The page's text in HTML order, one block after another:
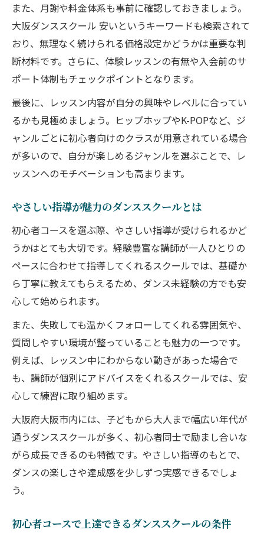
また、月謝や料金体系も事前に確認しておきましょう。
大阪ダンススクール 安いというキーワードも検索されて
おり、無理なく続けられる価格設定かどうかは重要な判
断材料です。さらに、体験レッスンの有無や入会前のサ
ポート体制もチェックポイントとなります。
最後に、レッスン内容が自分の興味やレベルに合ってい
るかも見極めましょう。ヒップホップやK-POPなど、ジ
ャンルごとに初心者向けのクラスが用意されている場合
が多いので、自分が楽しめるジャンルを選ぶことで、レ
ッスンへのモチベーションも高まります。
やさしい指導が魅力のダンススクールとは
初心者コースを選ぶ際、やさしい指導が受けられるかど
うかはとても大切です。経験豊富な講師が一人ひとりの
ペースに合わせて指導してくれるスクールでは、基礎か
ら丁寧に教えてもらえるため、ダンス未経験の方でも安
心して始められます。
また、失敗しても温かくフォローしてくれる雰囲気や、
質問しやすい環境が整っていることも魅力の一つです。
例えば、レッスン中にわからない動きがあった場合で
も、講師が個別にアドバイスをくれるスクールでは、安
心して練習に取り組めます。
大阪府大阪市内には、子どもから大人まで幅広い年代が
通うダンススクールが多く、初心者同士で励まし合いな
がら成長できるのも特徴です。やさしい指導のもとで、
ダンスの楽しさや達成感を少しずつ実感できるでしょ
う。
初心者コースで上達できるダンススクールの条件